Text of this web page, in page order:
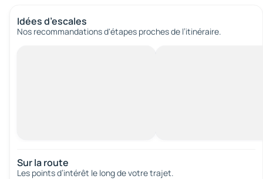
Idées d’escales
Nos recommandations d'étapes proches de l’itinéraire.
Sur la route
Les points d’intérêt le long de votre trajet.